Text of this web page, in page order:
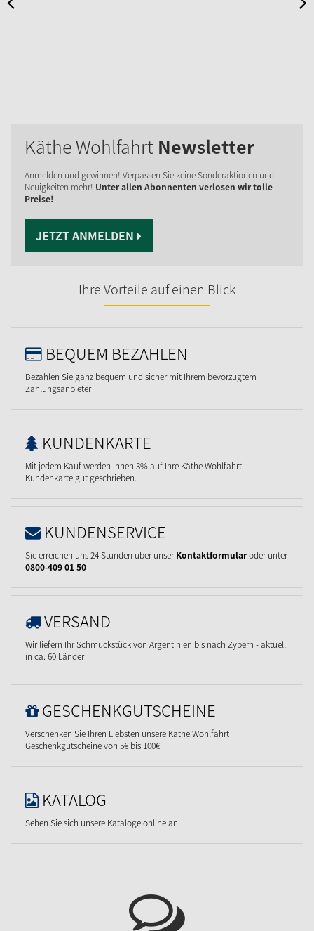
Käthe Wohlfahrt Newsletter
Anmelden und gewinnen! Verpassen Sie keine Sonderaktionen und
Neuigkeiten mehr! Unter allen Abonnenten verlosen wir tolle
Preise!
JETZT ANMELDEN
Ihre Vorteile auf einen Blick
BEQUEM BEZAHLEN
Bezahlen Sie ganz bequem und sicher mit Ihrem bevorzugtem
Zahlungsanbieter
KUNDENKARTE
Mit jedem Kauf werden Ihnen 3% auf Ihre Käthe Wohlfahrt
Kundenkarte gut geschrieben.
KUNDENSERVICE
Sie erreichen uns 24 Stunden über unserKontaktformularoder unter
0800-409 01 50
VERSAND
Wir liefern Ihr Schmuckstück von Argentinien bis nach Zypern - aktuell
in ca. 60 Länder
GESCHENKGUTSCHEINE
Verschenken Sie Ihren Liebsten unsere Käthe Wohlfahrt
Geschenkgutscheine von 5€ bis 100€
KATALOG
Sehen Sie sich unsere Kataloge online an